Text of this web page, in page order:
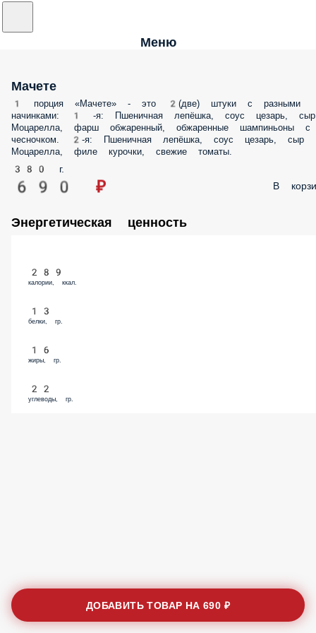
Меню
Мачете
1 порция «Мачете» - это 2(две) штуки с разными
начинками: 1 -я: Пшеничная лепёшка, соус цезарь, сыр
Моцарелла, фарш обжаренный, обжаренные шампиньоны с
чесночком. 2-я: Пшеничная лепёшка, соус цезарь, сыр
Моцарелла, филе курочки, свежие томаты.
380 г.
690 ₽ В
Энергетическая ценность
289
калории, ккал.
13
белки, гр.
16
жиры, гр.
22
углеводы, гр.
ДОБАВИТЬ ТОВАР НА690 ₽